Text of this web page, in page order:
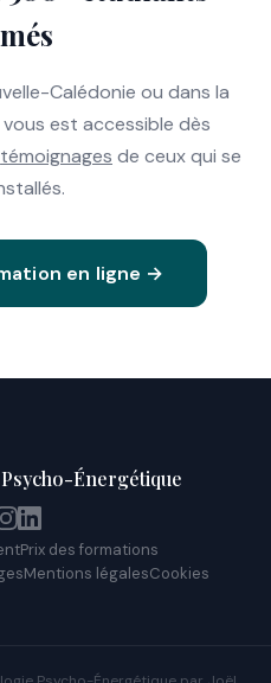
Calédonie ou dans la
est accessible dès
témoignages de ceux qui se
en ligne →
Énergétique
Prix des formations
Mentions légalesCookies